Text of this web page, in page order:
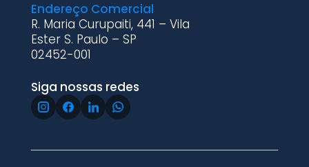
Endereço Comercial
R. Maria Curupaiti, 441 – Vila
Ester S. Paulo – SP
02452-001
Siga nossas redes